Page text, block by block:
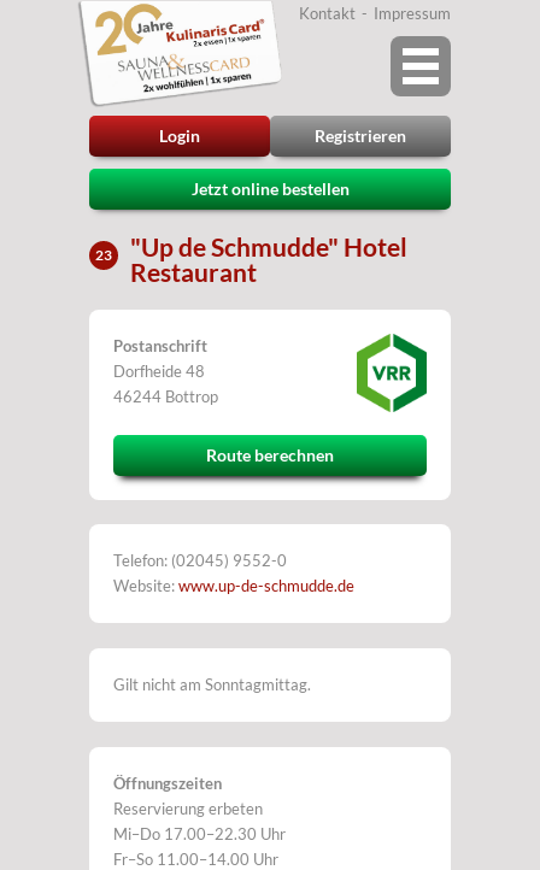
Login Registrieren
Kontakt Impressum
Jetzt online bestellen
23
"Up de Schmudde" Hotel
Restaurant
Postanschrift
Dorfheide 48
46244 Bottrop
Route berechnen
Telefon: (02045) 9552-0
Website:www.up-de-schmudde.de
Gilt nicht am Sonntagmittag.
Öffnungszeiten
Reservierung erbeten
Mi–Do 17.00–22.30 Uhr
Fr–So 11.00–14.00 Uhr